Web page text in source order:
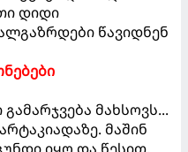
დიდი
წავიდნენ
მახსოვს...
მაშინ
იყო და წესით,